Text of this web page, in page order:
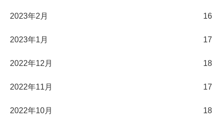
2023年2月 16
2023年1月 17
2022年12月 18
2022年11月 17
2022年10月 18